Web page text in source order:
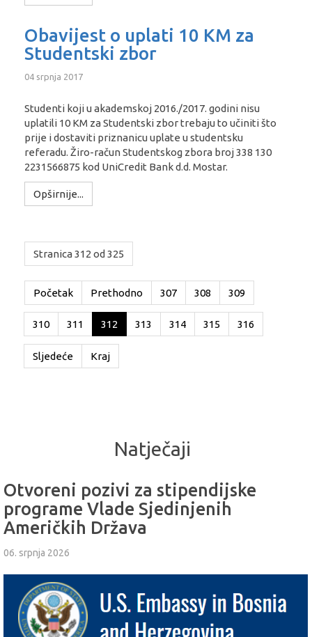
Obavijest o uplati 10 KM za
Studentski zbor
04 srpnja 2017
Studenti koji u akademskoj 2016./2017. godini nisu
uplatili 10 KM za Studentski zbor trebaju to učiniti što
prije i dostaviti priznanicu uplate u studentsku
referadu. Žiro-račun Studentskog zbora broj 338 130
2231566875 kod UniCredit Bank d.d. Mostar.
Opširnije...
Stranica 312 od 325
Početak Prethodno 307 308 309
310 311 312 313 314 315 316
Sljedeće Kraj
Natječaji
Otvoreni pozivi za stipendijske
programe Vlade Sjedinjenih
Američkih Država
06. srpnja 2026